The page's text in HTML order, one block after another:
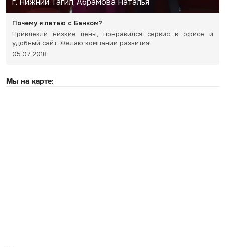
Почему я летаю с Банком?
Привлекли низкие цены, понравился сервис в офисе и
удобный сайт. Желаю компании развития!
05.07.2018
Мы на карте: